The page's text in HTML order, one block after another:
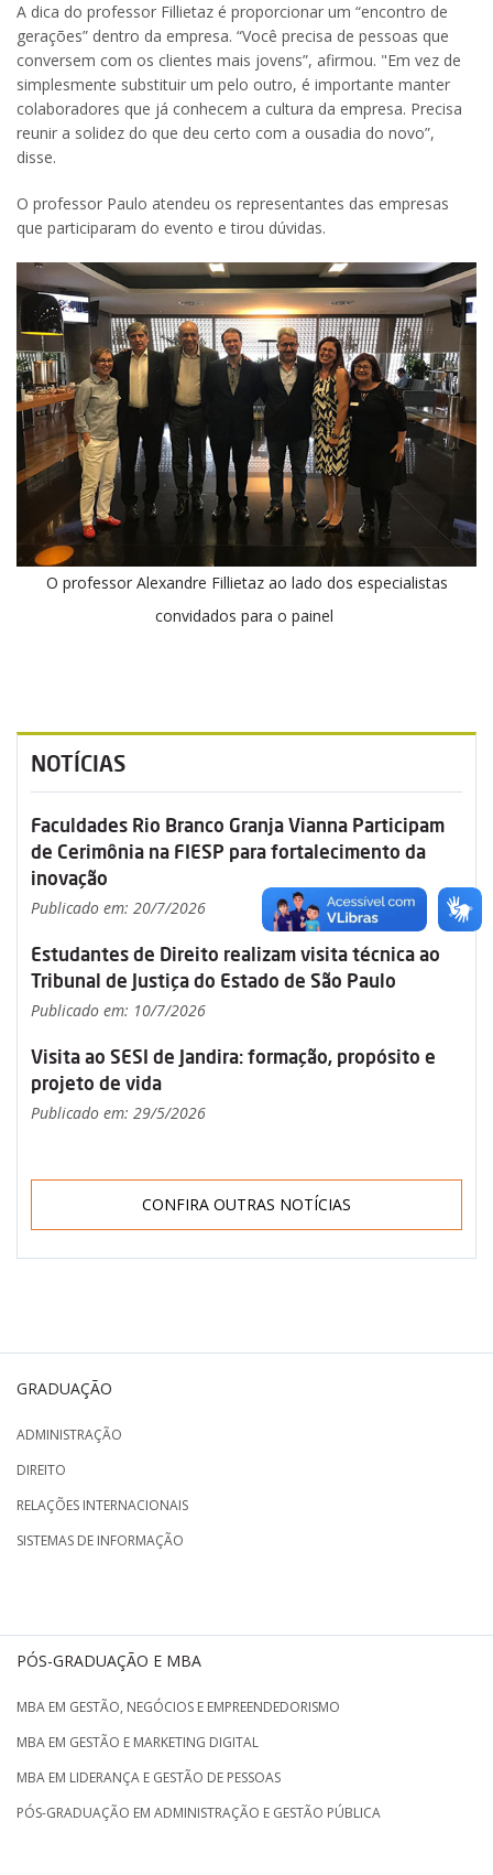
A dica do professor Fillietaz é proporcionar um “encontro de
gerações” dentro da empresa. “Você precisa de pessoas que
conversem com os clientes mais jovens”, afirmou. "Em vez de
simplesmente substituir um pelo outro, é importante manter
colaboradores que já conhecem a cultura da empresa. Precisa
reunir a solidez do que deu certo com a ousadia do novo”,
disse.
O professor Paulo atendeu os representantes das empresas
que participaram do evento e tirou dúvidas.
O professor Alexandre Fillietaz ao lado dos especialistas
convidados para o painel
NOTÍCIAS
Faculdades Rio Branco Granja Vianna Participam
de Cerimônia na FIESP para fortalecimento da
inovação
Publicado em: 20/7/2026
Estudantes de Direito realizam visita técnica ao
Tribunal de Justiça do Estado de São Paulo
Publicado em: 10/7/2026
Visita ao SESI de Jandira: formação, propósito e
projeto de vida
Publicado em: 29/5/2026
CONFIRA OUTRAS NOTÍCIAS
GRADUAÇÃO
ADMINISTRAÇÃO
DIREITO
RELAÇÕES INTERNACIONAIS
SISTEMAS DE INFORMAÇÃO
PÓS-GRADUAÇÃO E MBA
MBA EM GESTÃO, NEGÓCIOS E EMPREENDEDORISMO
MBA EM GESTÃO E MARKETING DIGITAL
MBA EM LIDERANÇA E GESTÃO DE PESSOAS
PÓS-GRADUAÇÃO EM ADMINISTRAÇÃO E GESTÃO PÚBLICA